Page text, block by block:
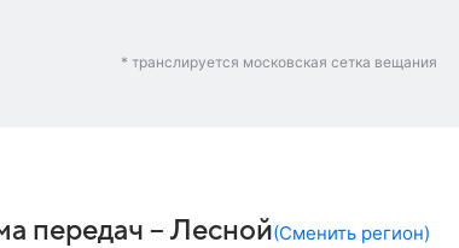
* транслируется московская сетка вещания
передач – Лесной(Сменить регион)